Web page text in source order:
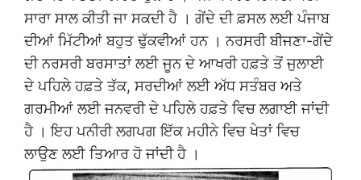
ਸਾਰਾ ਸਾਲ ਕੀਤੀ ਜਾ ਸਕਦੀ ਹੈ । ਗੇਂਦੇ ਦੀ ਫ਼ਸਲ ਲਈ ਪੰਜਾਬ
ਦੀਆਂ ਮਿੱਟੀਆਂ ਬਹੁਤ ਢੁੱਕਵੀਆਂ ਹਨ । ਨਰਸਰੀ ਬੀਜਣਾ-ਗੇਂਦੇ
ਦੀ ਨਰਸਰੀ ਬਰਸਾਤਾਂ ਲਈ ਜੂਨ ਦੇ ਆਖਰੀ ਹਫ਼ਤੇ ਤੋਂ ਜੁਲਾਈ
ਦੇ ਪਹਿਲੇ ਹਫ਼ਤੇ ਤੱਕ, ਸਰਦੀਆਂ ਲਈ ਅੱਧ ਸਤੰਬਰ ਅਤੇ
ਗਰਮੀਆਂ ਲਈ ਜਨਵਰੀ ਦੇ ਪਹਿਲੇ ਹਫ਼ਤੇ ਵਿਚ ਲਗਾਈ ਜਾਂਦੀ
ਹੈ । ਇਹ ਪਨੀਰੀ ਲਗਪਗ ਇੱਕ ਮਹੀਨੇ ਵਿਚ ਖੇਤਾਂ ਵਿਚ
ਲਾਉਣ ਲਈ ਤਿਆਰ ਹੋ ਜਾਂਦੀ ਹੈ ।